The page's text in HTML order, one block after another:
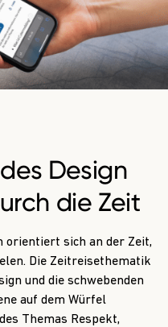
Design
die Zeit
orientiert sich an der Zeit,
Die Zeitreisethematik
und die schwebenden
auf dem Würfel
Themas Respekt,